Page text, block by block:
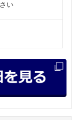
い